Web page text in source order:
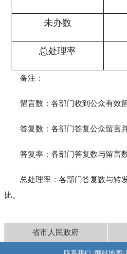
未办数
总处理率
备注：
留言数：各部门收到公众有效
答复数：各部门答复公众留言
答复率：各部门答复数与留言
总处理率：各部门答复数与转
比。
省市人民政府